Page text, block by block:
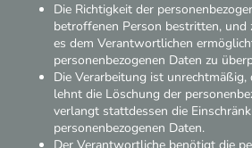
Die Richtigkeit der
betroffenen Person bestritten, und
es dem Verantwortlichen
personenbezogenen Daten zu
Die Verarbeitung ist
lehnt die Löschung der
verlangt stattdessen die
personenbezogenen Daten.